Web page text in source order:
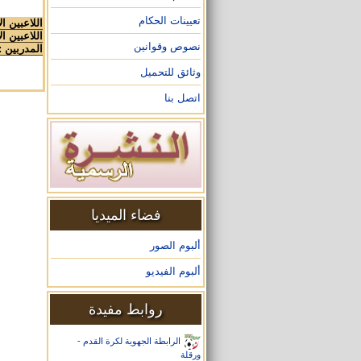
تعيينات الحكام
نصوص وقوانين
وثائق للتحميل
اتصل بنا
فضاء الميديا
ألبوم الصور
ألبوم الفيديو
روابط مفيدة
الرابطة الجهوية لكرة القدم -
ورقلة
اللاعبين
اللاعبين
المدربين :